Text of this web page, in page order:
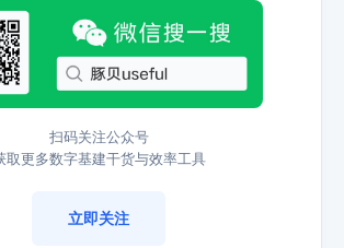
扫码关注公众号
取更多数字基建干货与效率工具
立即关注